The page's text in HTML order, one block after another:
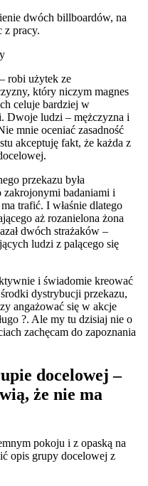
dwóch billboardów, na
z pracy.
robi użytek ze
który niczym magnes
celuje bardziej w
Dwoje ludzi – mężczyzna i
mnie oceniać zasadność
akceptuję fakt, że każda z
przekazu była
zakrojonymi badaniami i
trafić. I właśnie dlatego
aż rozanielona żona
dwóch strażaków –
ludzi z palącego się
i świadomie kreować
dystrybucji przekazu,
angażować się w akcje
?. Ale my tu dzisiaj nie o
zachęcam do zapoznania
docelowej –
że nie ma
pokoju i z opaską na
opis grupy docelowej z